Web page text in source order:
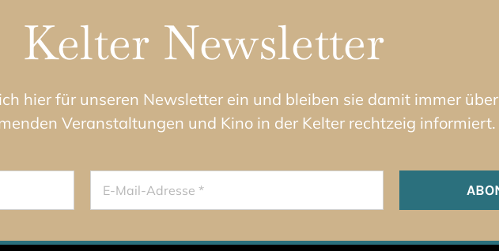
Kelter Newsletter
hier für unseren Newsletter ein und bleiben sie damit immer über
Veranstaltungen und Kino in der Kelter rechtzeig informiert.